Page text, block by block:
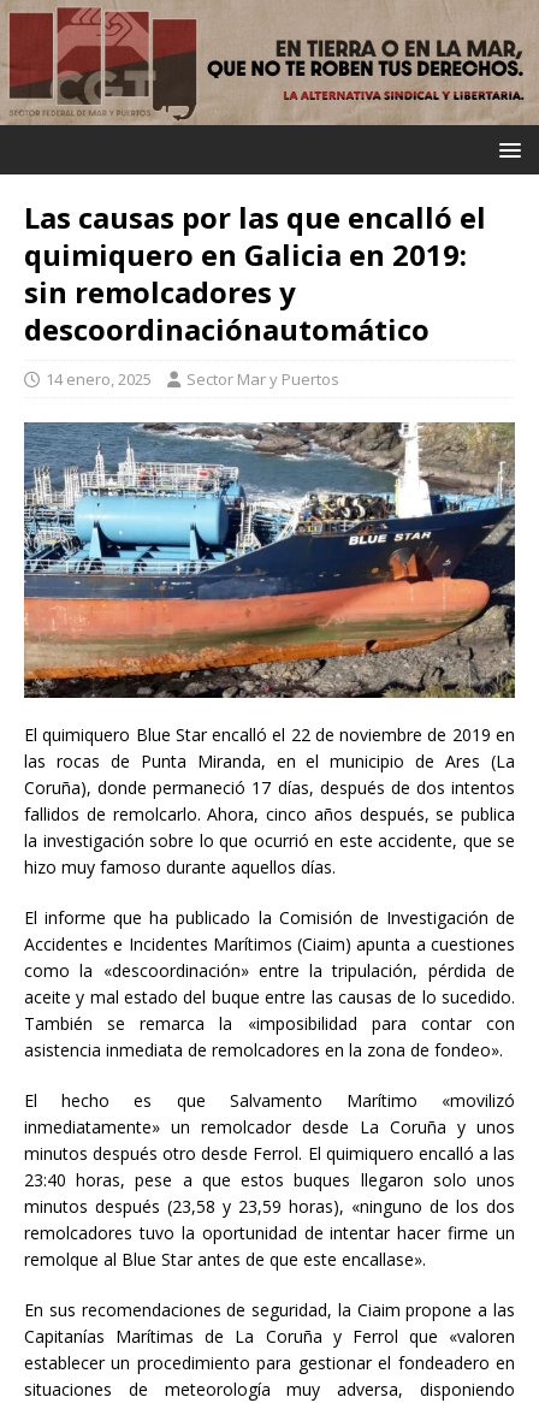
Las causas por las que encalló el
quimiquero en Galicia en 2019:
sin remolcadores y
descoordinaciónautomático
14 enero, 2025 Sector Mar y Puertos
El quimiquero Blue Star encalló el 22 de noviembre de 2019 en
las rocas de Punta Miranda, en el municipio de Ares (La
Coruña), donde permaneció 17 días, después de dos intentos
fallidos de remolcarlo. Ahora, cinco años después, se publica
la investigación sobre lo que ocurrió en este accidente, que se
hizo muy famoso durante aquellos días.
El informe que ha publicado la Comisión de Investigación de
Accidentes e Incidentes Marítimos (Ciaim) apunta a cuestiones
como la «descoordinación» entre la tripulación, pérdida de
aceite y mal estado del buque entre las causas de lo sucedido.
También se remarca la «imposibilidad para contar con
asistencia inmediata de remolcadores en la zona de fondeo».
El hecho es que Salvamento Marítimo «movilizó
inmediatamente» un remolcador desde La Coruña y unos
minutos después otro desde Ferrol. El quimiquero encalló a las
23:40 horas, pese a que estos buques llegaron solo unos
minutos después (23,58 y 23,59 horas), «ninguno de los dos
remolcadores tuvo la oportunidad de intentar hacer firme un
remolque al Blue Star antes de que este encallase».
En sus recomendaciones de seguridad, la Ciaim propone a las
Capitanías Marítimas de La Coruña y Ferrol que «valoren
establecer un procedimiento para gestionar el fondeadero en
situaciones de meteorología muy adversa, disponiendo